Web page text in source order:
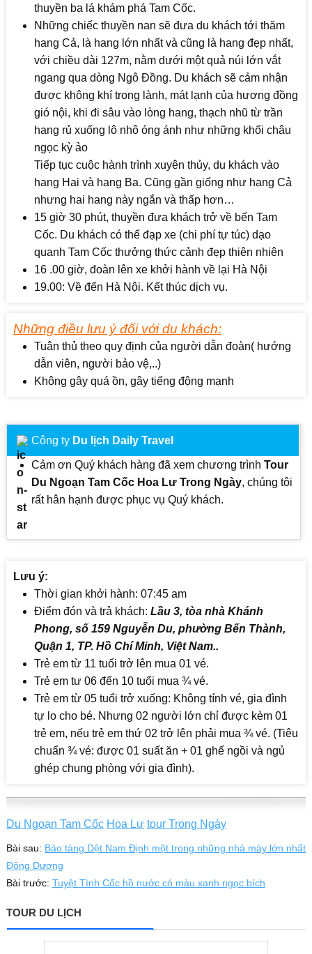
thuyền ba lá khám phá Tam Cốc.
Những chiếc thuyền nan sẽ đưa du khách tới thăm
hang Cả, là hang lớn nhất và cũng là hang đẹp nhất,
với chiều dài 127m, nằm dưới một quả núi lớn vắt
ngang qua dòng Ngô Đồng. Du khách sẽ cảm nhận
được không khí trong lành, mát lạnh của hương đồng
gió nội, khi đi sâu vào lòng hang, thạch nhũ từ trần
hang rủ xuống lô nhô óng ánh như những khối châu
ngọc kỳ ảo
Tiếp tục cuộc hành trình xuyên thủy, du khách vào
hang Hai và hang Ba. Cũng gần giống như hang Cả
nhưng hai hang này ngắn và thấp hơn…
15 giờ 30 phút, thuyền đưa khách trở về bến Tam
Cốc. Du khách có thể đạp xe (chi phí tự túc) dạo
quanh Tam Cốc thưởng thức cảnh đẹp thiên nhiên
16 .00 giờ, đoàn lên xe khởi hành về lại Hà Nội
19.00: Về đến Hà Nội. Kết thúc dịch vụ.
Những điều lưu ý đối với du khách:
Tuân thủ theo quy định của người dẫn đoàn( hướng
dẫn viên, người bảo vệ,..)
Không gây quá ồn, gây tiếng động mạnh
Công ty Du lịch Daily Travel
Cảm ơn Quý khách hàng đã xem chương trình Tour
Du Ngoạn Tam Cốc Hoa Lư Trong Ngày, chúng tôi
rất hân hạnh được phục vụ Quý khách.
Lưu ý:
Thời gian khởi hành: 07:45 am
Điểm đón và trả khách: Lầu 3, tòa nhà Khánh
Phong, số 159 Nguyễn Du, phường Bến Thành,
Quận 1, TP. Hồ Chí Minh, Việt Nam..
Trẻ em từ 11 tuổi trở lên mua 01 vé.
Trẻ em tư 06 đến 10 tuổi mua ¾ vé.
Trẻ em từ 05 tuổi trở xuống: Không tính vé, gia đình
tự lo cho bé. Nhưng 02 người lớn chỉ được kèm 01
trẻ em, nếu trẻ em thứ 02 trở lên phải mua ¾ vé. (Tiêu
chuẩn ¾ vé: được 01 suất ăn + 01 ghế ngồi và ngủ
ghép chung phòng với gia đình).
Du Ngoạn Tam Cốc Hoa Lư tour Trong Ngày
Bài sau: Bảo tàng Dệt Nam Định một trong những nhà máy lớn nhất
Đông Dương
Bài trước: Tuyệt Tình Cốc hồ nước có màu xanh ngọc bích
TOUR DU LỊCH